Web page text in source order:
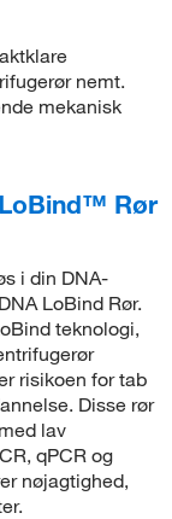
nemt.
mekanisk
Rør
i din DNA-
LoBind Rør.
teknologi,
risikoen for tab
Disse rør
lav
qPCR og
nøjagtighed,